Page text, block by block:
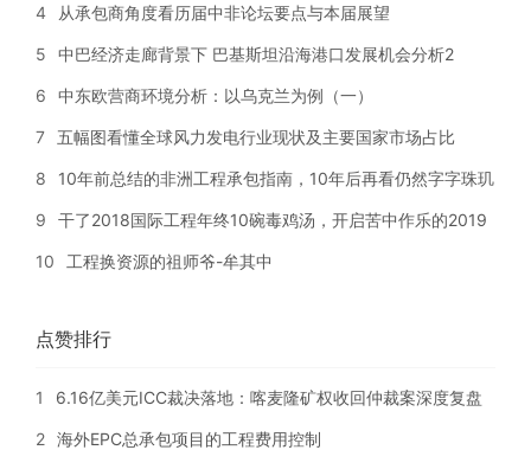
4 从承包商角度看历届中非论坛要点与本届展望
5 中巴经济走廊背景下 巴基斯坦沿海港口发展机会分析2
6 中东欧营商环境分析：以乌克兰为例（一）
7 五幅图看懂全球风力发电行业现状及主要国家市场占比
8 10年前总结的非洲工程承包指南，10年后再看仍然字字珠玑
9 干了2018国际工程年终10碗毒鸡汤，开启苦中作乐的2019
10 工程换资源的祖师爷-牟其中
点赞排行
1 6.16亿美元ICC裁决落地：喀麦隆矿权收回仲裁案深度复盘
2 海外EPC总承包项目的工程费用控制